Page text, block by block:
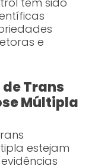
e
Trans
Múltipla
estejam